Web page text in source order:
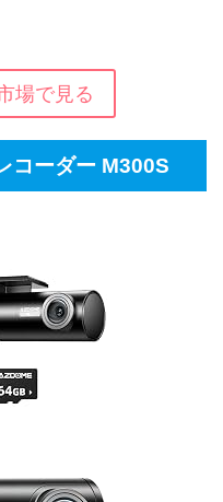
場で見る
コーダー M300S